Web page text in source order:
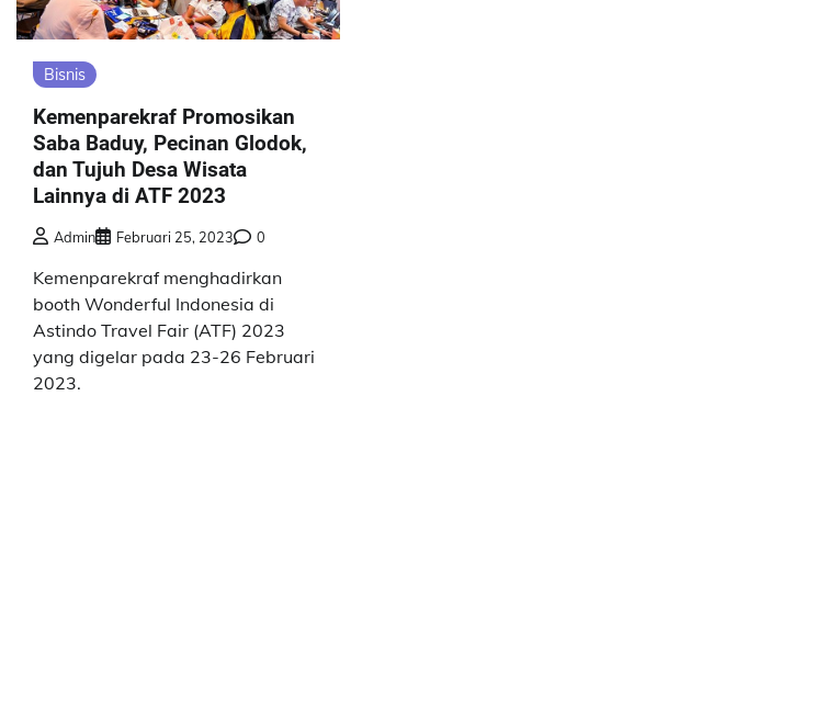
Bisnis
Kemenparekraf Promosikan
Saba Baduy, Pecinan Glodok,
dan Tujuh Desa Wisata
Lainnya di ATF 2023
Admin Februari 25, 2023 0
Kemenparekraf menghadirkan
booth Wonderful Indonesia di
Astindo Travel Fair (ATF) 2023
yang digelar pada 23-26 Februari
2023.